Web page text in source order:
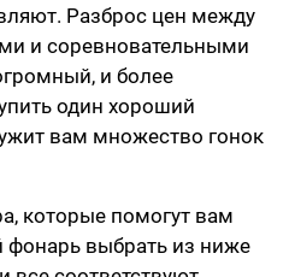
Разброс цен между
и соревновательными
и более
один хороший
вам множество гонок
которые помогут вам
фонарь выбрать из ниже